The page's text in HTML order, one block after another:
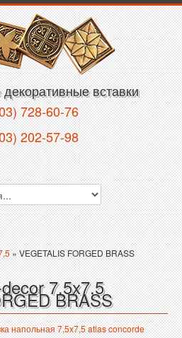
вставки
728-60-76
202-57-98
» VEGETALIS FORGED BRASS
7,5x7,5
BRASS